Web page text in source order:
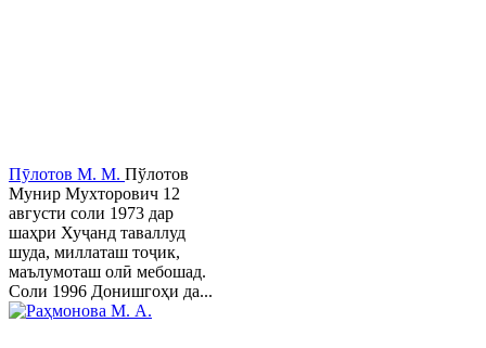
Пӯлотов М. М. Пўлотов
Мунир Мухторович 12
августи соли 1973 дар
шаҳри Хуҷанд таваллуд
шуда, миллаташ тоҷик,
маълумоташ олӣ мебошад.
Соли 1996 Донишгоҳи да...